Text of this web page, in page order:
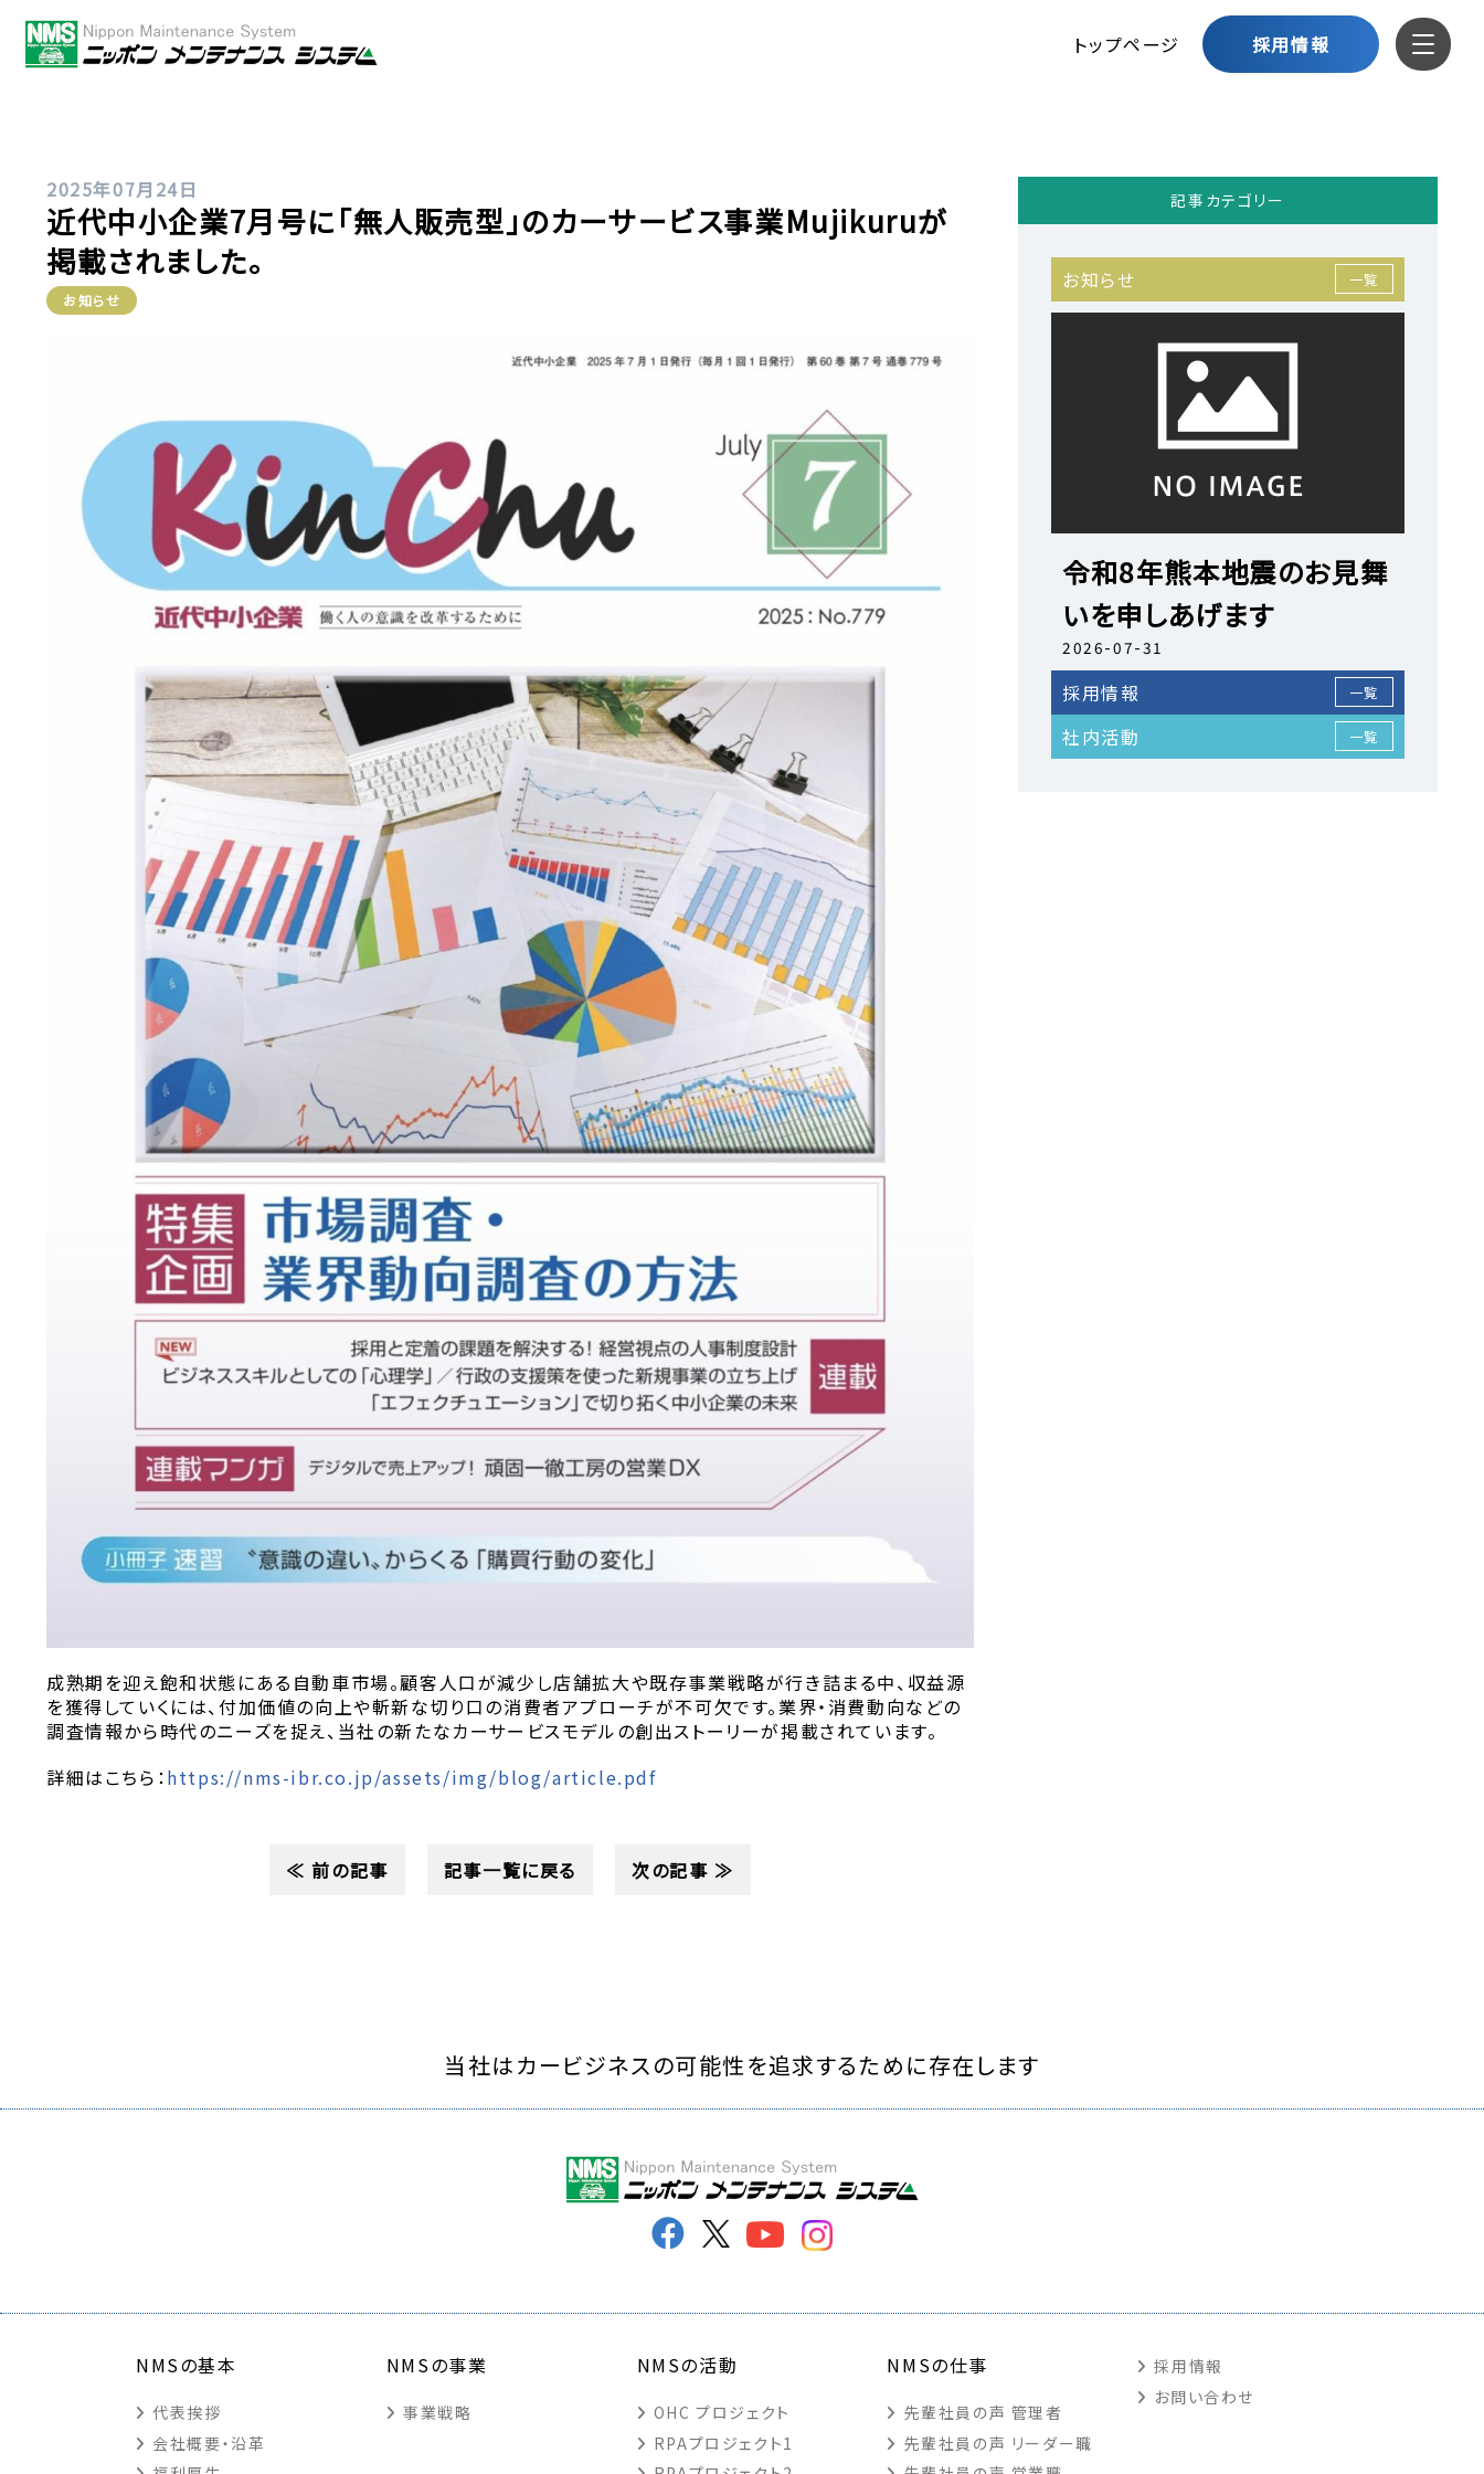
トップページ 採用情報
2025年07月24日
近代中小企業7月号に「無人販売型」のカーサービス事業Mujikuruが
掲載されました。
お知らせ
成熟期を迎え飽和状態にある自動車市場。顧客人口が減少し店舗拡大や既存事業戦略が行き詰まる中、収益源
を獲得していくには、付加価値の向上や斬新な切り口の消費者アプローチが不可欠です。業界・消費動向などの
調査情報から時代のニーズを捉え、当社の新たなカーサービスモデルの創出ストーリーが掲載されています。
詳細はこちら：https://nms-ibr.co.jp/assets/img/blog/article.pdf
≪ 前の記事 記事一覧に戻る 次の記事 ≫
記事カテゴリー
お知らせ 一覧
令和8年熊本地震のお見舞
いを申しあげます
2026-07-31
採用情報 一覧
社内活動 一覧
当社はカービジネスの可能性を追求するために存在します
NMSの基本
代表挨拶
会社概要・沿革
NMSの事業
事業戦略
NMSの活動
OHC プロジェクト
RPAプロジェクト1
NMSの仕事
先輩社員の声 管理者
先輩社員の声 リーダー職
採用情報
お問い合わせ